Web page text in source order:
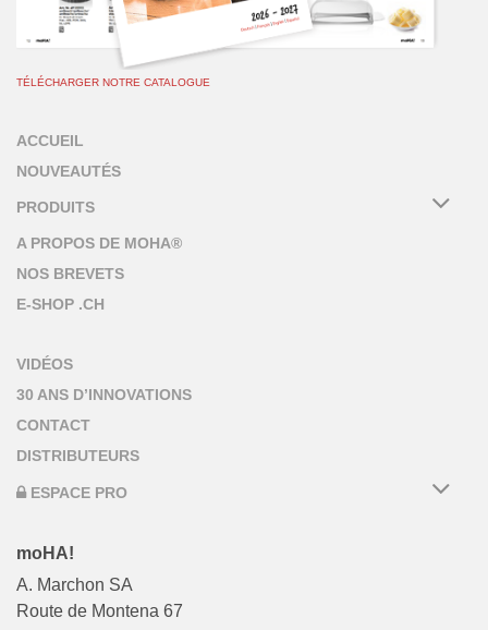
TÉLÉCHARGER NOTRE CATALOGUE
ACCUEIL
NOUVEAUTÉS
PRODUITS
A PROPOS DE MOHA®
NOS BREVETS
E-SHOP .CH
VIDÉOS
30 ANS D’INNOVATIONS
CONTACT
DISTRIBUTEURS
ESPACE PRO
moHA!
A. Marchon SA
Route de Montena 67